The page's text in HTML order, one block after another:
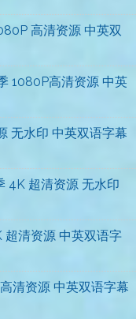
高清资源 中英双
1080P高清资源 中英
无水印 中英双语字幕
4K 超清资源 无水印
清资源 中英双语字
清资源 中英双语字幕